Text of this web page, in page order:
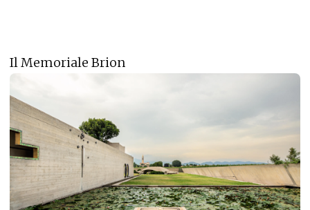
Il Memoriale Brion